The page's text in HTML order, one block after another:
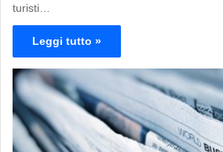
turisti…
Leggi tutto »